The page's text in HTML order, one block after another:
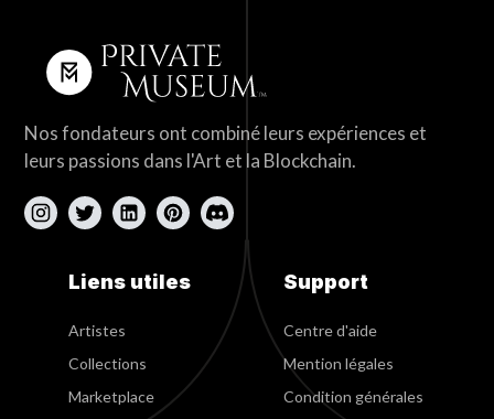
Nos fondateurs ont combiné leurs expériences et
leurs passions dans l'Art et la Blockchain.
Liens utiles
Artistes
Collections
Marketplace
Support
Centre d'aide
Mention légales
Condition générales